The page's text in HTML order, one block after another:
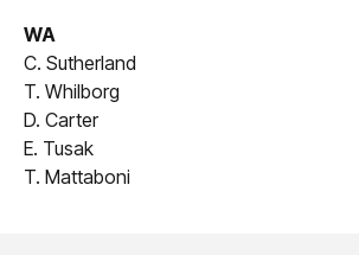
WA
C. Sutherland
T. Whilborg
D. Carter
E. Tusak
T. Mattaboni